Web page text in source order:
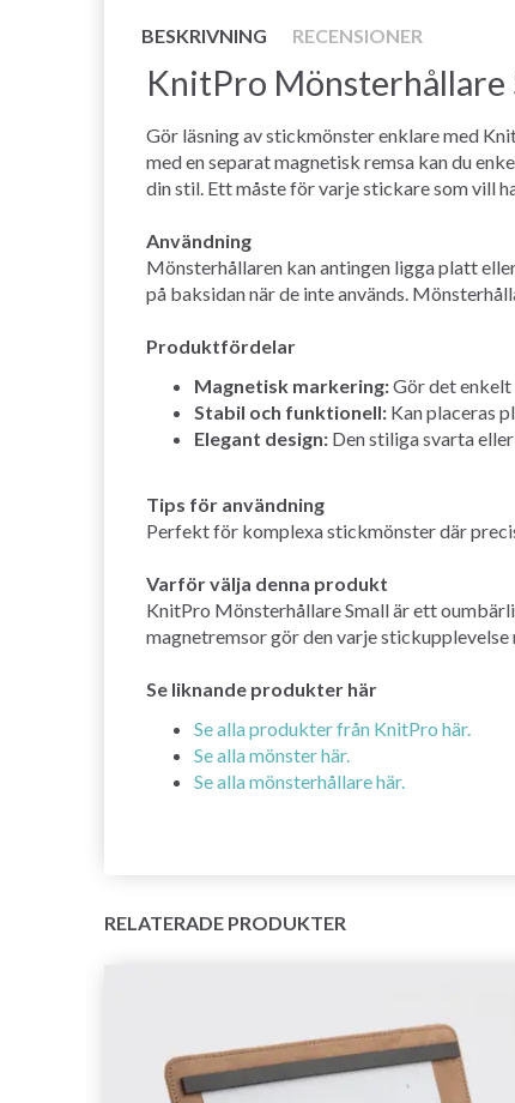
BESKRIVNING RECENSIONER
KnitPro Mönsterhållare
Gör läsning av stickmönster enklare med
med en separat magnetisk remsa kan du
din stil. Ett måste för varje stickare som vill
Användning
Mönsterhållaren kan antingen ligga platt
på baksidan när de inte används.
Produktfördelar
Magnetisk markering:Gör det
Stabil och funktionell: Kan placeras
Elegant design: Den stiliga svarta
Tips för användning
Perfekt för komplexa stickmönster där
Varför välja denna produkt
KnitPro Mönsterhållare Small är ett
magnetremsor gör den varje
Se liknande produkter här
Se alla produkter från KnitPro här.
Se alla mönster här.
Se alla mönsterhållare här.
RELATERADE PRODUKTER